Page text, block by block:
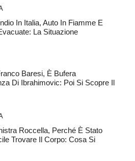
In Italia, Auto In Fiamme E
La Situazione
Baresi, È Bufera
Di Ibrahimovic: Poi Si Scopre Il
Roccella, Perché È Stato
Trovare Il Corpo: Cosa Si